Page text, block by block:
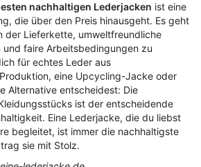
nachhaltigen Lederjacken ist eine
die über den Preis hinausgeht. Es geht
der Lieferkette, umweltfreundliche
und faire Arbeitsbedingungen zu
für echtes Leder aus
eine Upcycling-Jacke oder
Alternative entscheidest: Die
ist der entscheidende
Eine Lederjacke, die du liebst
begleitet, ist immer die nachhaltigste
sie mit Stolz.